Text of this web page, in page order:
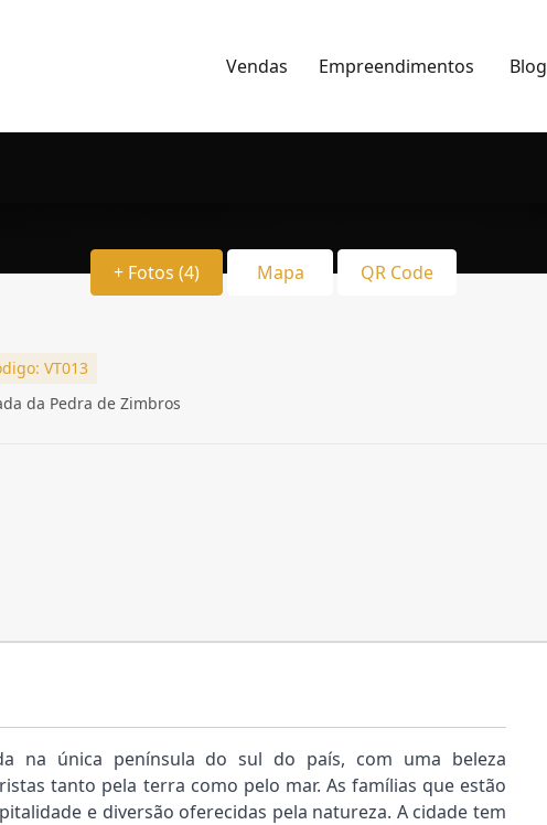
Vendas Empreendimentos Blog
+ Fotos (4) Mapa QR Code
VT013
da Pedra de Zimbros
na única península do sul do país, com uma beleza
tanto pela terra como pelo mar. As famílias que estão
e diversão oferecidas pela natureza. A cidade tem